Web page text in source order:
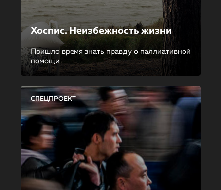
Хоспис. Неизбежность жизни
Пришло время знать правду о паллиативной
помощи
СПЕЦПРОЕКТ